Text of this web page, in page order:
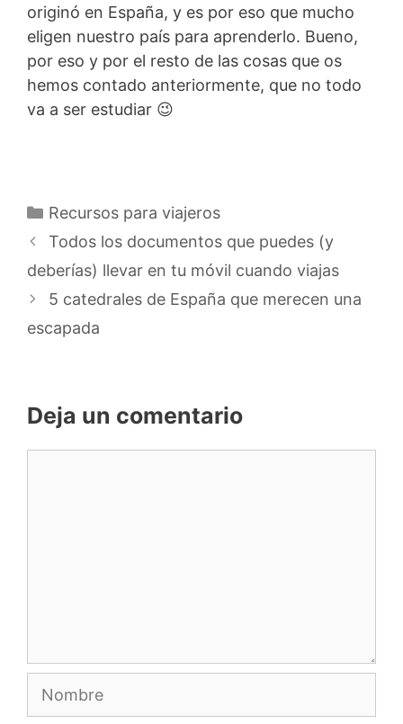
originó en España, y es por eso que mucho
eligen nuestro país para aprenderlo. Bueno,
por eso y por el resto de las cosas que os
hemos contado anteriormente, que no todo
va a ser estudiar 😉
Categorías
Recursos para viajeros
Todos los documentos que puedes (y
deberías) llevar en tu móvil cuando viajas
5 catedrales de España que merecen una
escapada
Deja un comentario